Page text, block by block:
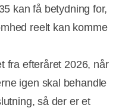
kan få betydning for,
reelt kan komme
fra efteråret 2026, når
igen skal behandle
så der er et